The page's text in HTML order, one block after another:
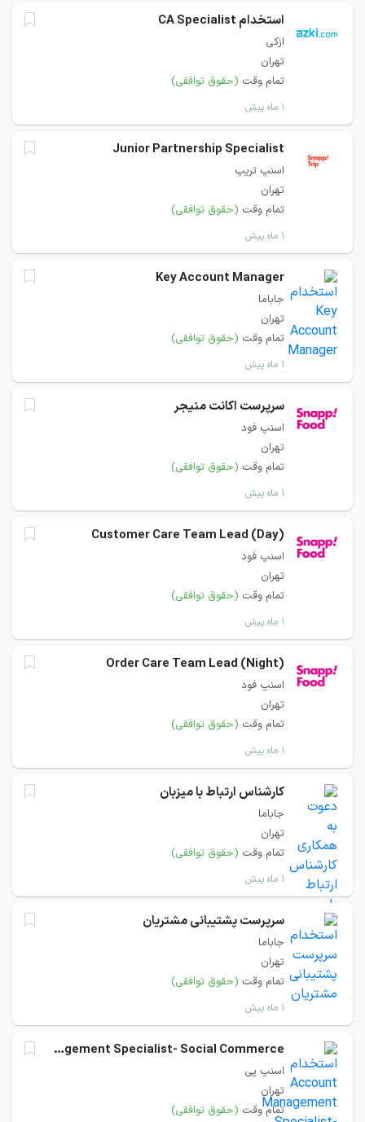
استخدام CA Specialist
ازکی
تهران
تمام وقت (حقوق توافقی)
۱ ماه پیش
Junior Partnership Specialist
اسنپ تریپ
تهران
تمام وقت (حقوق توافقی)
۱ ماه پیش
Key Account Manager
جاباما
تهران
تمام وقت (حقوق توافقی)
۱ ماه پیش
سرپرست اکانت منیجر
اسنپ فود
تهران
تمام وقت (حقوق توافقی)
۱ ماه پیش
Customer Care Team Lead (Day)
اسنپ فود
تهران
تمام وقت (حقوق توافقی)
۱ ماه پیش
Order Care Team Lead (Night)
اسنپ فود
تهران
تمام وقت (حقوق توافقی)
۱ ماه پیش
کارشناس ارتباط با میزبان
جاباما
تهران
تمام وقت (حقوق توافقی)
۱ ماه پیش
سرپرست پشتیبانی مشتریان
جاباما
تهران
تمام وقت (حقوق توافقی)
۱ ماه پیش
Account Management Specialist- Social Commerce
اسنپ پی
تهران
تمام وقت (حقوق توافقی)